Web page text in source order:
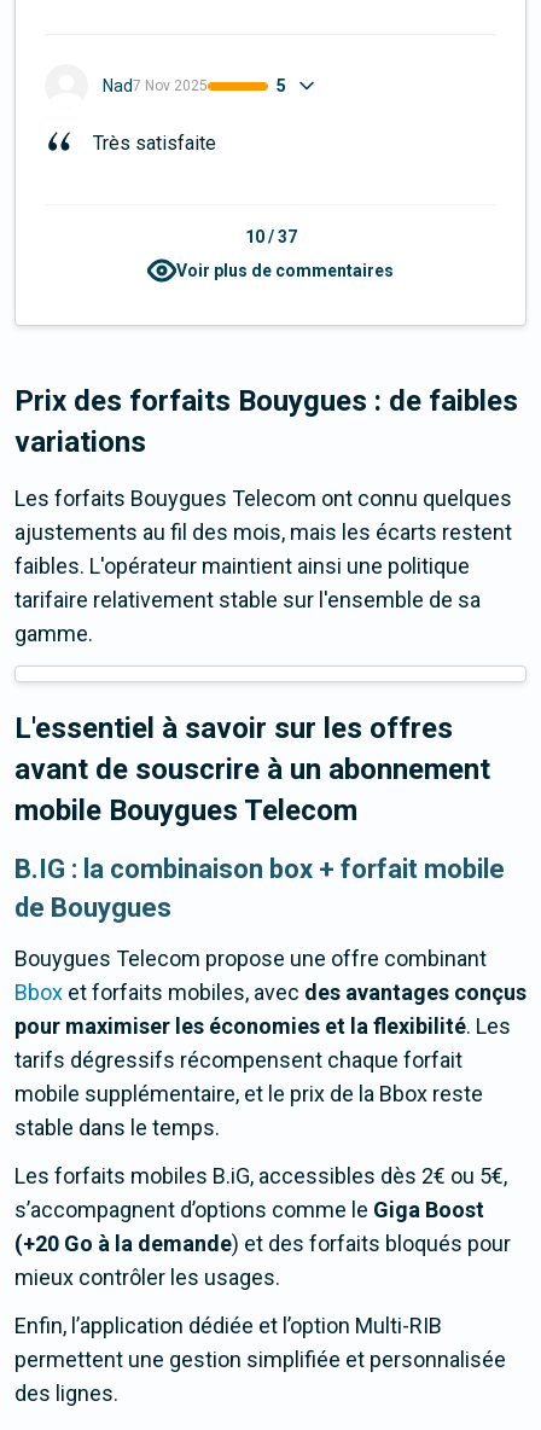
Nad7 Nov 2025 5
Très satisfaite
10/37
Voir plus de commentaires
Prix des forfaits Bouygues : de faibles
variations
Les forfaits Bouygues Telecom ont connu quelques
ajustements au fil des mois, mais les écarts restent
faibles. L'opérateur maintient ainsi une politique
tarifaire relativement stable sur l'ensemble de sa
gamme.
L'essentiel à savoir sur les offres
avant de souscrire à un abonnement
mobile Bouygues Telecom
B.IG : la combinaison box + forfait mobile
de Bouygues
Bouygues Telecom propose une offre combinant
Bbox et forfaits mobiles, avec des avantages conçus
pour maximiser les économies et la flexibilité. Les
tarifs dégressifs récompensent chaque forfait
mobile supplémentaire, et le prix de la Bbox reste
stable dans le temps.
Les forfaits mobiles B.iG, accessibles dès 2€ ou 5€,
s’accompagnent d’options comme le Giga Boost
(+20 Go à la demande) et des forfaits bloqués pour
mieux contrôler les usages.
Enfin, l’application dédiée et l’option Multi-RIB
permettent une gestion simplifiée et personnalisée
des lignes.